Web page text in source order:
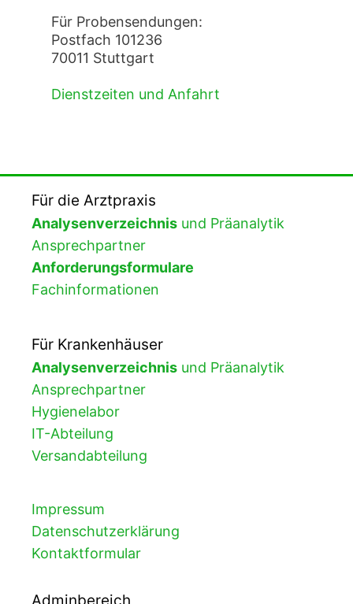
Für Probensendungen:
Postfach 101236
70011 Stuttgart
Dienstzeiten und Anfahrt
Für die Arztpraxis
Analysenverzeichnis und Präanalytik
Ansprechpartner
Anforderungsformulare
Fachinformationen
Für Krankenhäuser
Analysenverzeichnis und Präanalytik
Ansprechpartner
Hygienelabor
IT-Abteilung
Versandabteilung
Impressum
Datenschutzerklärung
Kontaktformular